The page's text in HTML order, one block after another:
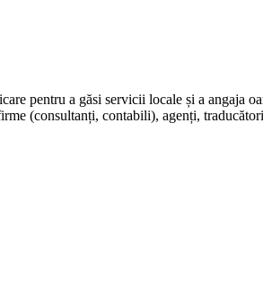
pentru a găsi servicii locale și a angaja
(consultanți, contabili), agenți,